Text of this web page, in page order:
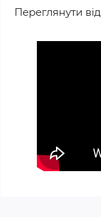
Переглянути